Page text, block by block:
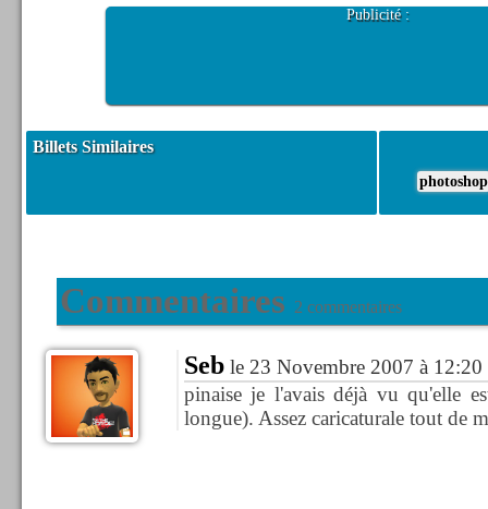
Publicité :
Billets Similaires
photoshop
Commentaires 2 commentaires
Seble 23 Novembre 2007 à 12:20
pinaise je l'avais déjà vu qu'elle
longue). Assez caricaturale tout de